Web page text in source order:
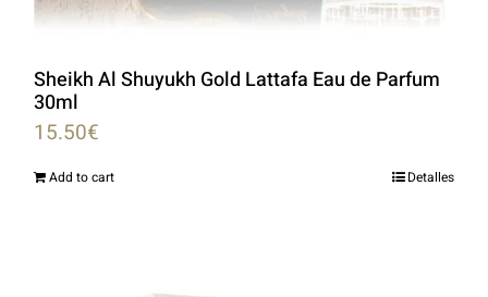
Sheikh Al Shuyukh Gold Lattafa Eau de Parfum
30ml
15.50€
Add to cart Detalles